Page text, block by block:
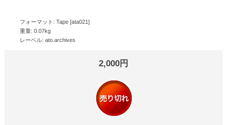
フォーマット: Tape [ata021]
重量: 0.07kg
レーベル: ato.archives
2,000円